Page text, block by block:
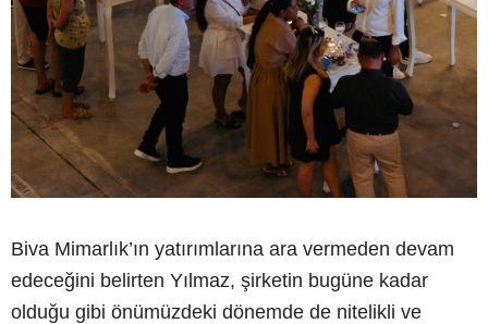
Biva Mimarlık’ın yatırımlarına ara vermeden devam
edeceğini belirten Yılmaz, şirketin bugüne kadar
olduğu gibi önümüzdeki dönemde de nitelikli ve